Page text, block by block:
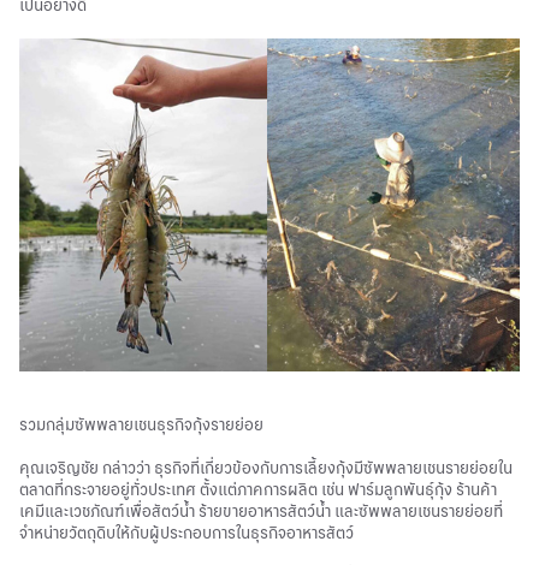
เป็นอย่างดี
รวมกลุ่มซัพพลายเชนธุรกิจกุ้งรายย่อย
คุณเจริญชัย กล่าวว่า ธุรกิจที่เกี่ยวข้องกับการเลี้ยงกุ้งมีซัพพลายเชนรายย่อยใน
ตลาดที่กระจายอยู่ทั่วประเทศ ตั้งแต่ภาคการผลิต เช่น ฟาร์มลูกพันธุ์กุ้ง ร้านค้า
เคมีและเวชภัณฑ์เพื่อสัตว์น้ำ ร้ายขายอาหารสัตว์น้ำ และซัพพลายเชนรายย่อยที่
จำหน่ายวัตถุดิบให้กับผู้ประกอบการในธุรกิจอาหารสัตว์